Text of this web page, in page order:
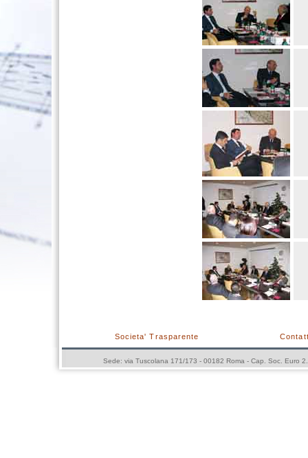
Societa' Trasparente
Sede: via Tuscolana 171/173 - 00182 Roma - Cap. Soc. Euro